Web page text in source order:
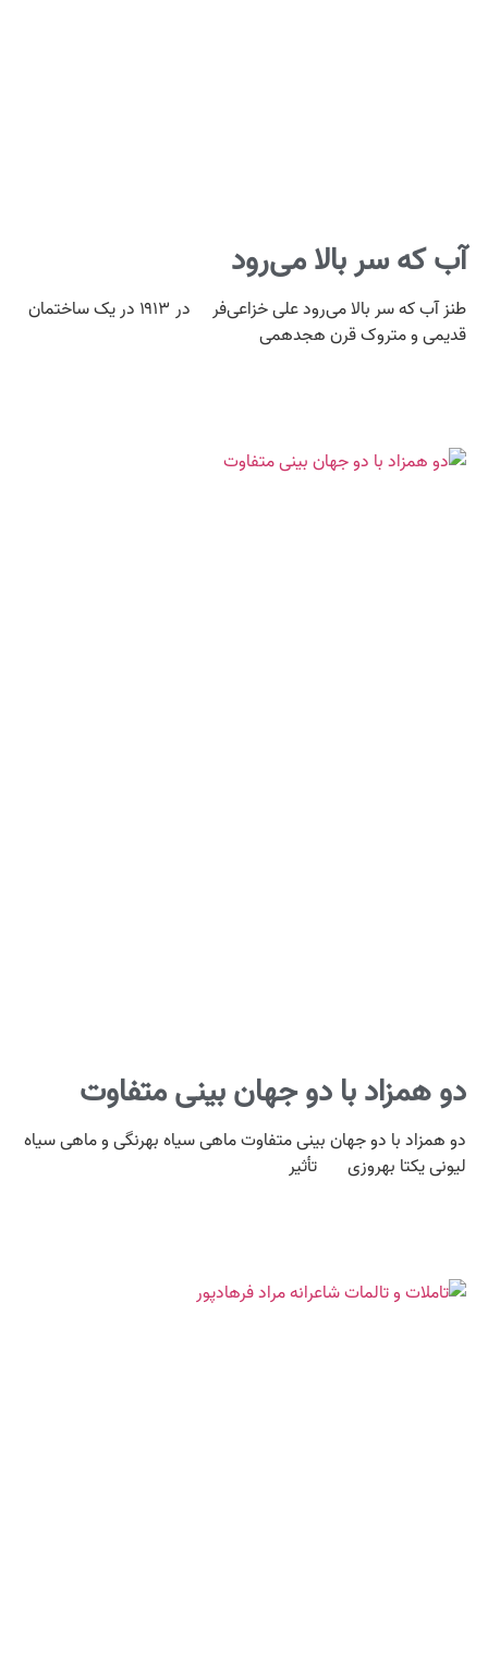
آب که سر بالا می‌رود
طنز آب که سر بالا می‌رود علی خزاعی‌فر در ۱۹۱۳ در یک ساختمان
قدیمی و متروک قرن هجدهمی
دو همزاد با دو جهان‌ بینی متفاوت
دو همزاد با دو جهان‌ بینی متفاوت ماهی‌ سیاه بهرنگی و ماهی‌ سیاه
لیونی یکتا بهروزی تأثیر